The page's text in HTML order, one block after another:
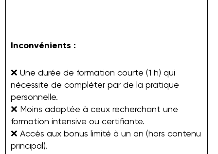
Inconvénients :
❌ Une durée de formation courte (1 h) qui
nécessite de compléter par de la pratique
personnelle.
❌ Moins adaptée à ceux recherchant une
formation intensive ou certifiante.
❌ Accès aux bonus limité à un an (hors contenu
principal).